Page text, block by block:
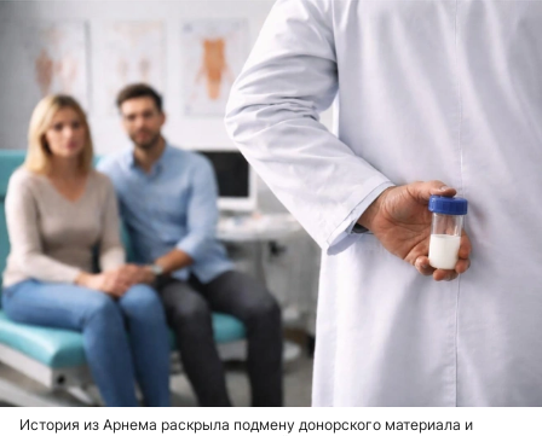
История из Арнема раскрыла подмену донорского материала и